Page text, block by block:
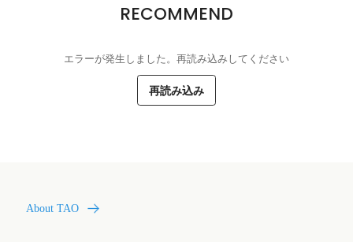
RECOMMEND
エラーが発生しました。再読み込みしてください
再読み込み
About TAO